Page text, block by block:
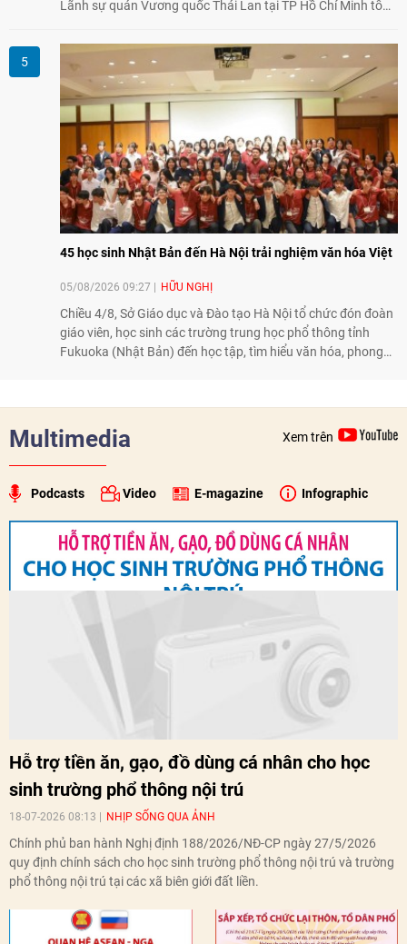
Lãnh sự quán Vương quốc Thái Lan tại TP Hồ Chí Minh tổ
Việt Nam - Thái Lan (1976-2026). Tại đây, nhấn mạnh vai trò
của giao lưu nhân dân, Tổng Lãnh sự Thái Lan cho biết các
hoạt động trao đổi về văn hóa, giáo dục, du lịch, ẩm thực,
nghệ thuật và giao lưu thanh niên đã góp phần đưa quan hệ
Thái Lan - Việt Nam ngày càng gắn bó, gần gũi.
45 học sinh Nhật Bản đến Hà Nội trải nghiệm văn hóa Việt
05/08/2026 09:27 HỮU NGHỊ
Chiều 4/8, Sở Giáo dục và Đào tạo Hà Nội tổ chức đón đoàn
giáo viên, học sinh các trường trung học phổ thông tỉnh
Fukuoka (Nhật Bản) đến học tập, tìm hiểu văn hóa, phong
Multimedia Xem trên
Podcasts Video E-magazine Infographic
Hỗ trợ tiền ăn, gạo, đồ dùng cá nhân cho học
sinh trường phổ thông nội trú
18-07-2026 08:13 NHỊP SỐNG QUA ẢNH
Chính phủ ban hành Nghị định 188/2026/NĐ-CP ngày 27/5/2026
quy định chính sách cho học sinh trường phổ thông nội trú và trường
phổ thông nội trú tại các xã biên giới đất liền.